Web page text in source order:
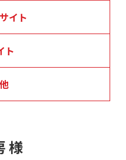
イト
ト
様